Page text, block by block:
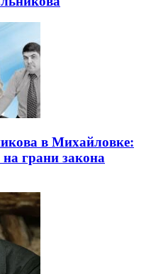
в Михайловке:
грани закона